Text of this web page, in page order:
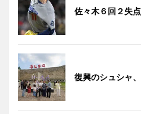
佐々木６回２失
復興のシュシャ